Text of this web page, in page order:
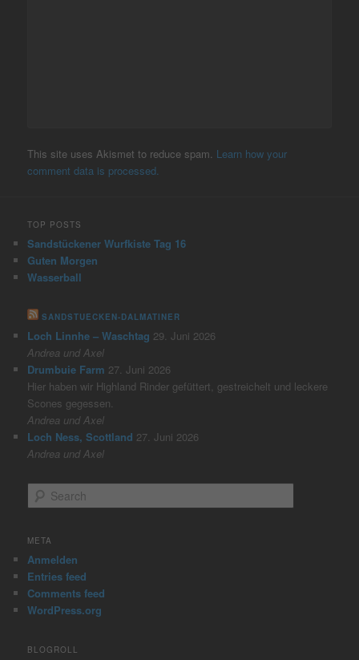
This site uses Akismet to reduce spam. Learn how your
comment data is processed.
TOP POSTS
Sandstückener Wurfkiste Tag 16
Guten Morgen
Wasserball
SANDSTUECKEN-DALMATINER
Loch Linnhe – Waschtag 29. Juni 2026
Andrea und Axel
Drumbuie Farm 27. Juni 2026
Hier haben wir Highland Rinder gefüttert, gestreichelt und leckere
Scones gegessen.
Andrea und Axel
Loch Ness, Scottland 27. Juni 2026
Andrea und Axel
e
r
h
META
Anmelden
Entries feed
Comments feed
WordPress.org
BLOGROLL